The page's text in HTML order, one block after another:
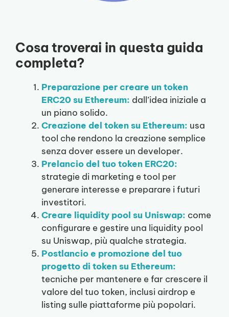
Cosa troverai in questa guida
completa?
Preparazione per creare un token
ERC20 su Ethereum: dall’idea iniziale a
un piano solido.
Creazione del token su Ethereum: usa
tool che rendono la creazione semplice
senza dover essere un developer.
Prelancio del tuo token ERC20:
strategie di marketing e tool per
generare interesse e preparare i futuri
investitori.
Creare liquidity pool su Uniswap: come
configurare e gestire una liquidity pool
su Uniswap, più qualche strategia.
Postlancio e promozione del tuo
progetto di token su Ethereum:
tecniche per mantenere e far crescere il
valore del tuo token, inclusi airdrop e
listing sulle piattaforme più popolari.